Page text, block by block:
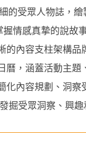
的受眾人物誌，
握情感真摯的說故
的內容支柱架構
曆，涵蓋活動主
化內容規劃、洞
掘受眾洞察、興